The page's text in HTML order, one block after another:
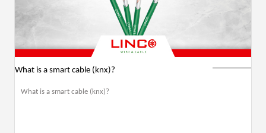
What is a smart cable (knx)?
What is a smart cable (knx)?